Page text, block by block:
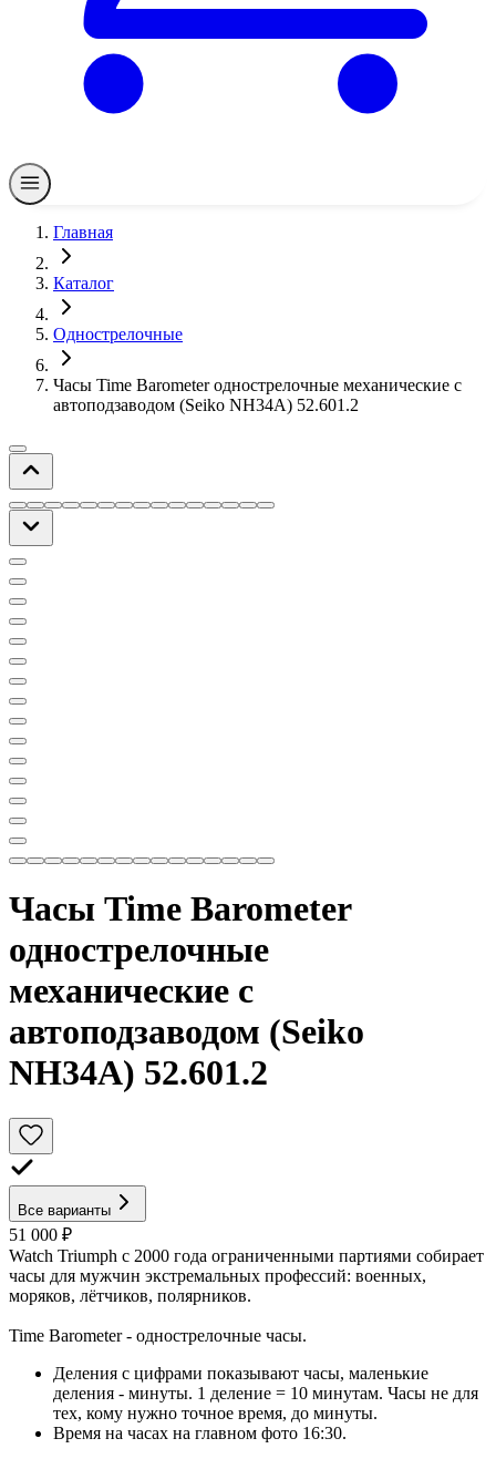
Главная
Каталог
Однострелочные
Часы Time Barometer однострелочные механические с
автоподзаводом (Seiko NH34A) 52.601.2
Часы Time Barometer
однострелочные
механические с
автоподзаводом (Seiko
NH34A) 52.601.2
Все варианты
51 000 ₽
Watch Triumph с 2000 года ограниченными партиями собирает
часы для мужчин экстремальных профессий: военных,
моряков, лётчиков, полярников.
Time Barometer - однострелочные часы.
Деления с цифрами показывают часы, маленькие
деления - минуты. 1 деление = 10 минутам. Часы не для
тех, кому нужно точное время, до минуты.
Время на часах на главном фото 16:30.